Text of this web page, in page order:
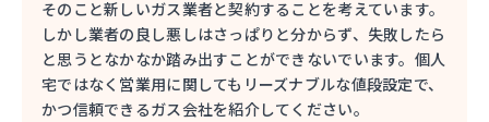
そのこと新しいガス業者と契約することを考えています。
しかし業者の良し悪しはさっぱりと分からず、失敗したら
と思うとなかなか踏み出すことができないでいます。個人
宅ではなく営業用に関してもリーズナブルな値段設定で、
かつ信頼できるガス会社を紹介してください。